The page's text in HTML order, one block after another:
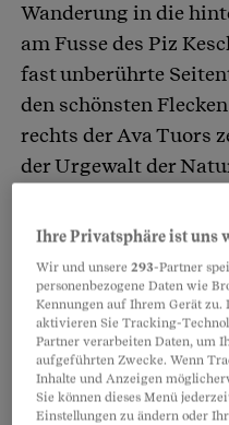
Wanderung in die
am Fusse des Piz
fast unberührte
den schönsten
rechts der Ava Tuors
der Urgewalt der
sind zurzeit gewisse
verschüttet, und man
gezwungen, der
Das tut der
keinen Abbruch umso
Kurve den Piz Kesch
Ihre Privatsphäre ist uns
Wir und unsere293-Partner
personenbezogene Daten wie
Kennungen auf Ihrem Gerät
aktivieren Sie Tracking-
Partner verarbeiten Daten, um
aufgeführten Zwecke. Wenn
Inhalte und Anzeigen
Sie können dieses Menü
Einstellungen zu ändern oder